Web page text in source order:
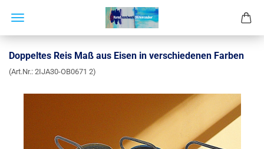
Doppeltes Reis Maß aus Eisen in verschiedenen Farben
(Art.Nr.: 2IJA30-OB0671 2)